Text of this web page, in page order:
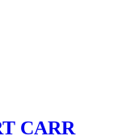
CARR